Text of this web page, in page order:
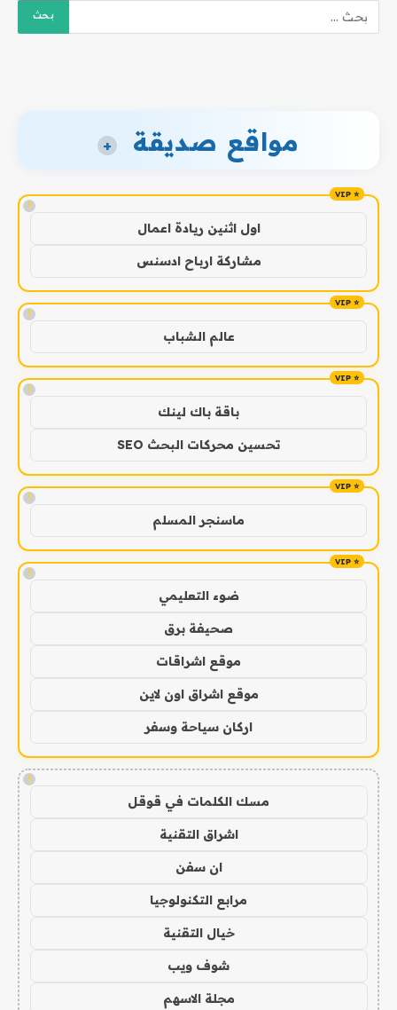
مواقع صديقة +
!
اول اثنين ريادة اعمال
مشاركة ارباح ادسنس
!
عالم الشباب
!
باقة باك لينك
تحسين محركات البحث SEO
!
ماسنجر المسلم
!
ضوء التعليمي
صحيفة برق
موقع اشراقات
موقع اشراق اون لاين
اركان سياحة وسفر
!
مسك الكلمات في قوقل
اشراق التقنية
ان سفن
مرابع التكنولوجيا
خيال التقنية
شوف ويب
مجلة الاسهم